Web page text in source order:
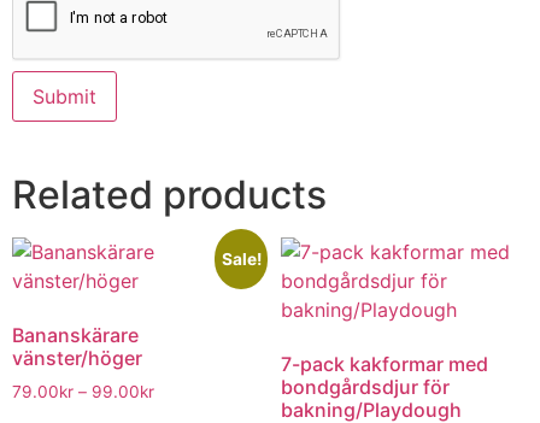
Related products
Sale!
Bananskärare
vänster/höger
79.00kr – 99.00kr
7-pack kakformar med
bondgårdsdjur för
bakning/Playdough